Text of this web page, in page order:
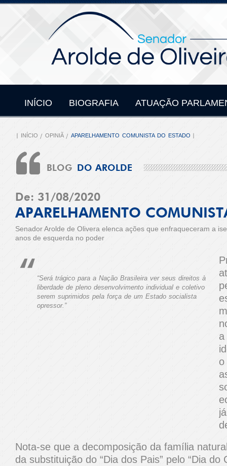
INÍCIO BIOGRAFIA ATUAÇÃO
INÍCIO OPINIÃ APARELHAMENTO COMUNISTA DO ESTADO
BLOG DO AROLDE
De: 31/08/2020
APARELHAMENTO
Senador Arolde de Olivera elenca ações que enfraqueceram a
anos de esquerda no poder
“Será trágico para a Nação Brasileira ver seus direitos à
liberdade de pleno desenvolvimento individual e coletivo
serem suprimidos pela força de um Estado socialista
opressor.”
a
o
Nota-se que a decomposição da família
da substituição do “Dia dos Pais” pelo “Dia do